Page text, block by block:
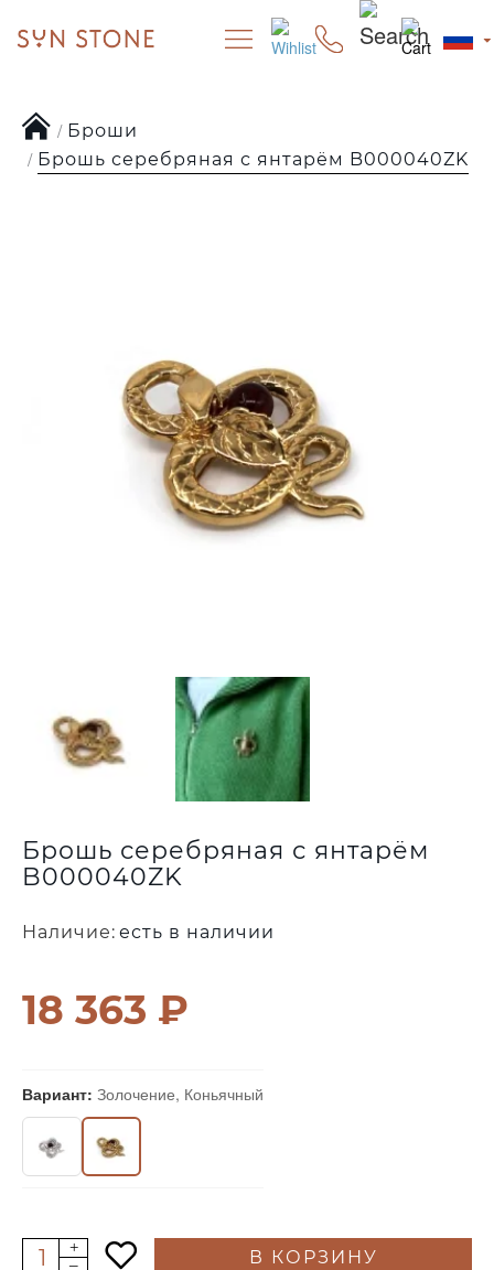
Броши
Брошь серебряная с янтарём B000040ZK
Брошь серебряная с янтарём
B000040ZK
18 363 ₽
Вариант: Золочение, Коньячный
Наличие: есть в наличии
В КОРЗИНУ